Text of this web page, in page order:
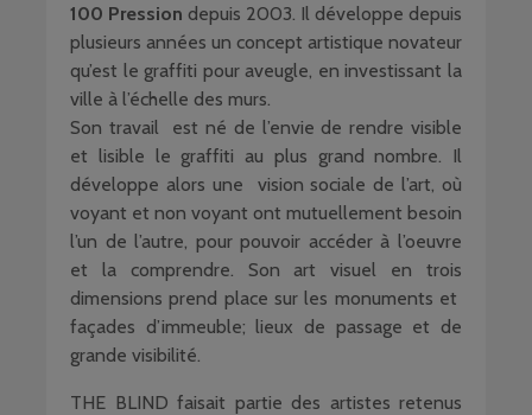
100 Pression depuis 2003. Il développe depuis
plusieurs années un concept artistique novateur
qu’est le graffiti pour aveugle, en investissant la
ville à l’échelle des murs.
Son travail est né de l’envie de rendre visible
et lisible le graffiti au plus grand nombre. Il
développe alors une vision sociale de l’art, où
voyant et non voyant ont mutuellement besoin
l’un de l’autre, pour pouvoir accéder à l’oeuvre
et la comprendre. Son art visuel en trois
dimensions prend place sur les monuments et
façades d’immeuble; lieux de passage et de
grande visibilité.
THE BLIND faisait partie des artistes retenus